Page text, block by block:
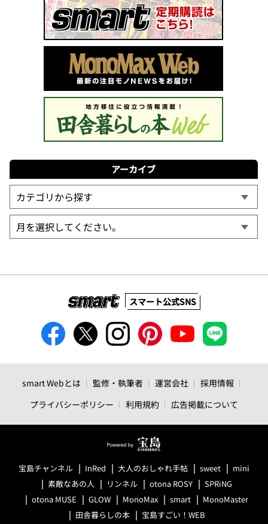
アーカイブ
スマート公式SNS
smart Webとは 監修・執筆者 運営会社
採用情報
プライバシーポリシー
利用規約 広告掲載について
宝島チャンネル InRed 大人のおしゃれ手帖 sweet
mini
素敵なあの人
リンネル otona ROSY
SPRiNG
otona MUSE
GLOW MonoMax smart
MonoMaster
田舎暮らしの本
宝島すごい！WEB